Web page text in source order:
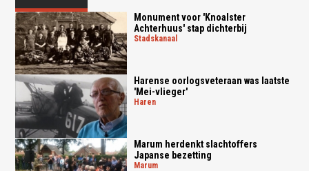
Monument voor 'Knoalster
Achterhuus' stap dichterbij
stadskanaal
Harense oorlogsveteraan was laatste
'Mei-vlieger'
haren
Marum herdenkt slachtoffers
Japanse bezetting
marum